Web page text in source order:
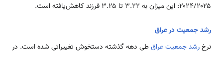
۲۰۲۴/۲۰۲۵: این میزان به ۳.۲۲ تا ۳.۲۵ فرزند کاهش‌یافته است.
رشد جمعیت در عراق
نرخرشد جمعیت عراقطی دهه گذشته دستخوش تغییراتی شده است. در